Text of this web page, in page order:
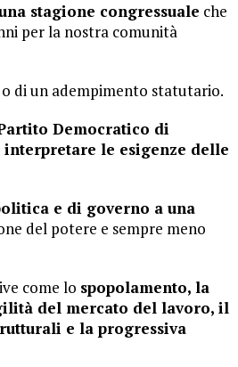
stagione congressuale che
per la nostra comunità
di un adempimento statutario.
Democratico di
le esigenze delle
e di governo a una
del potere e sempre meno
come lo spopolamento, la
del mercato del lavoro, il
e la progressiva